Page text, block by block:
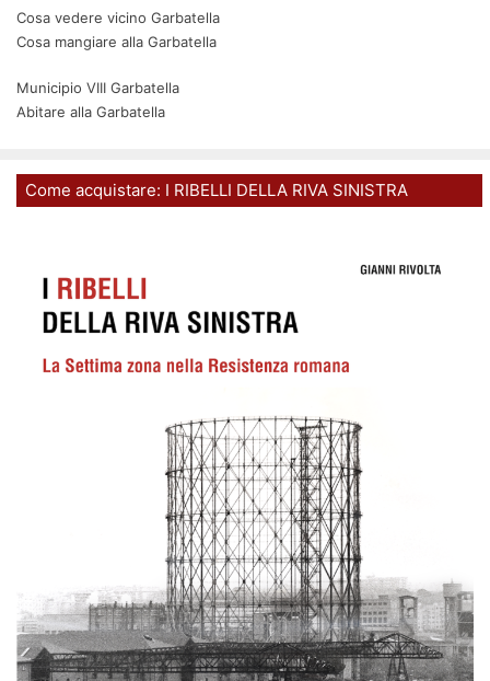
Cosa vedere vicino Garbatella
Cosa mangiare alla Garbatella
Municipio VIII Garbatella
Abitare alla Garbatella
Come acquistare: I RIBELLI DELLA RIVA SINISTRA